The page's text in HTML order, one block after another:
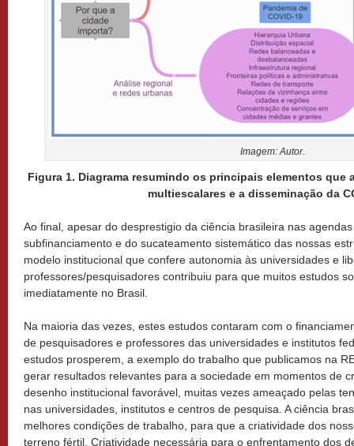
Imagem: Autor.
Figura 1. Diagrama resumindo os principais elementos que
multiescalares e a disseminação da
Ao final, apesar do desprestigio da ciência brasileira nas
subfinanciamento e do sucateamento sistemático das nossas
modelo institucional que confere autonomia às universidades e
professores/pesquisadores contribuiu para que muitos estudos
imediatamente no Brasil.
Na maioria das vezes, estes estudos contaram com o
de pesquisadores e professores das universidades e institutos
estudos prosperem, a exemplo do trabalho que publicamos na
gerar resultados relevantes para a sociedade em momentos de
desenho institucional favorável, muitas vezes ameaçado pelas
nas universidades, institutos e centros de pesquisa. A ciência
melhores condições de trabalho, para que a criatividade dos
terreno fértil. Criatividade necessária para o enfrentamento dos